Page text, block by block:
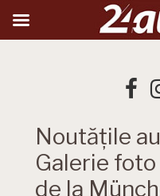
Noutățile
Galerie
de la